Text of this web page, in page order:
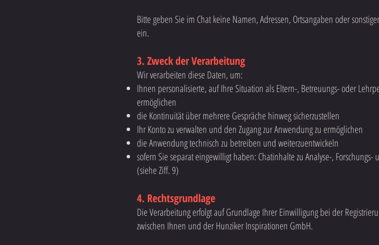
Bitte geben Sie im Chat keine Namen, Adressen, Ortsangaben oder
ein.
3. Zweck der Verarbeitung
Wir verarbeiten diese Daten, um:
Ihnen personalisierte, auf Ihre Situation als Eltern-, Betreuungs- oder
ermöglichen
die Kontinuität über mehrere Gespräche hinweg sicherzustellen
Ihr Konto zu verwalten und den Zugang zur Anwendung zu ermöglichen
die Anwendung technisch zu betreiben und weiterzuentwickeln
sofern Sie separat eingewilligt haben: Chatinhalte zu Analyse-, Forschungs-
(siehe Ziff. 9)
4. Rechtsgrundlage
Die Verarbeitung erfolgt auf Grundlage Ihrer Einwilligung bei der
zwischen Ihnen und der Hunziker Inspirationen GmbH.